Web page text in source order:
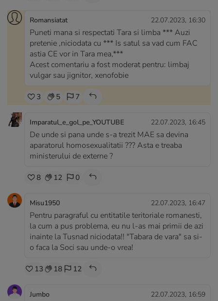
Romansiatat 22.07.2023, 16:30
Puneti mana si respectati Tara si limba *** Auzi
pretenie ,niciodata cu *** Is satul sa vad cum FAC
astia CE vor in Tara mea,***
Acest comentariu a fost moderat pentru: limbaj
vulgar sau jignitor, xenofobie
3 5 7
Imparatul_e_gol_pe_YOUTUBE 22.07.2023, 16:45
De unde si pana unde s-a trezit MAE sa devina
aparatorul homosexualitatii ??? Asta e treaba
ministerului de externe ?
8 12 0
Misu1950 22.07.2023, 16:47
Pentru paragraful cu entitatile teritoriale romanesti,
la cum a pus problema, eu nu l-as mai primii de azi
inainte la Tusnad niciodata!! "Tabara de vara" sa si-
o faca la Soci sau unde-o vrea!
13 18 12
Jumbo 22.07.2023, 16:59